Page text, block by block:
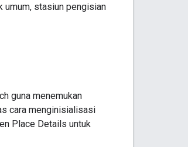
umum, stasiun pengisian
guna menemukan
cara menginisialisasi
Place Details untuk